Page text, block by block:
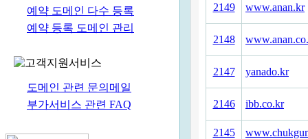
예약 도메인 다수 등록
예약 등록 도메인 관리
도메인 관련 문의메일
부가서비스 관련 FAQ
2149 www.anan.kr
2148
2147 yanado.kr
2146 ibb.co.kr
2145